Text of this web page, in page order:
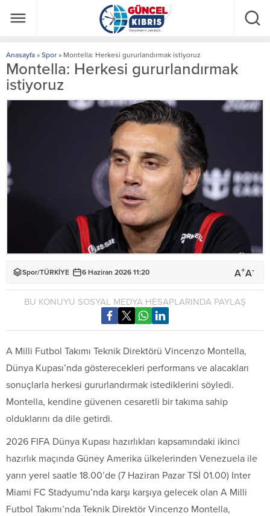
Anasayfa » Spor » Montella: Herkesi gururlandırmak istiyoruz
Montella: Herkesi gururlandırmak
istiyoruz
Spor/TÜRKİYE 6 Haziran 2026 11:20 A+A-
BU KONUYU SOSYAL MEDYA HESAPLARINDA PAYLAŞ
A Milli Futbol Takımı Teknik Direktörü Vincenzo Montella,
Dünya Kupası’nda gösterecekleri performans ve alacakları
sonuçlarla herkesi gururlandırmak istediklerini söyledi.
Montella, kendine güvenen cesaretli bir takıma sahip
olduklarını da dile getirdi.
2026 FIFA Dünya Kupası hazırlıkları kapsamındaki ikinci
hazırlık maçında Güney Amerika ülkelerinden Venezuela ile
yarın yerel saatle 18.00’de (7 Haziran Pazar TSİ 01.00) Inter
Miami FC Stadyumu’nda karşı karşıya gelecek olan A Milli
Futbol Takımı’nda Teknik Direktör Vincenzo Montella,